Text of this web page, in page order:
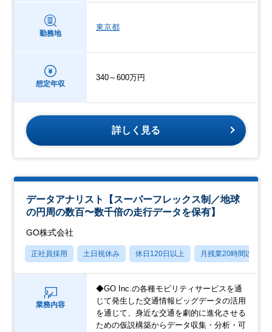
勤務地
東京都
想定年収
340～600万円
詳しく見る
データアナリスト【スーパーフレックス制／地球
の円周の数百〜数千倍の走行データを保有】
GO株式会社
正社員採用 土日祝休み 休日120日以上 月残業20時間以内
業務内容
◆GO Inc.の各種モビリティサービスを通
じて発生した交通情報ビッグデータの活用
を通じて、身近な交通を劇的に進化させる
ための仮説構築からデータ収集・分析・可